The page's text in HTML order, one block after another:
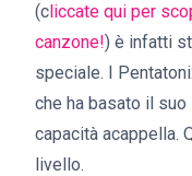
(cliccate qui per
canzone!) è infatti
speciale. I
che ha basato il
capacità acappella.
livello.